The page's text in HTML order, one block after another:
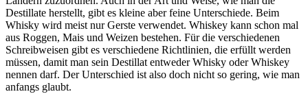
Destillate herstellt, gibt es kleine aber feine Unterschiede. Beim
Whisky wird meist nur Gerste verwendet. Whiskey kann schon mal
aus Roggen, Mais und Weizen bestehen. Für die verschiedenen
Schreibweisen gibt es verschiedene Richtlinien, die erfüllt werden
müssen, damit man sein Destillat entweder Whisky oder Whiskey
nennen darf. Der Unterschied ist also doch nicht so gering, wie man
anfangs glaubt.